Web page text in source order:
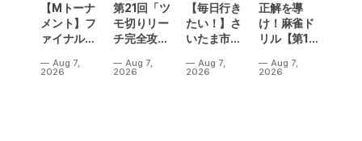
【Mトーナ
メント】フ
ァイナル／2
ニバル！東
Aug 7,
2026
第21回「ツ
モ切りリー
チ完全攻
Aug 7,
2026
【毎日行き
たい！】さ
いたま市に
誕生！？
Aug 7,
2026
正解を導
け！麻雀ド
リル【第14
Aug 7,
2026